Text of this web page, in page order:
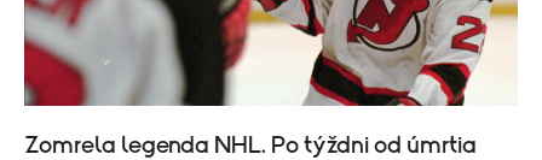
Zomrela legenda NHL. Po týždni od úmrtia